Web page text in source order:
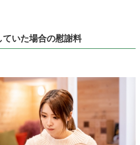
いた場合の慰謝料